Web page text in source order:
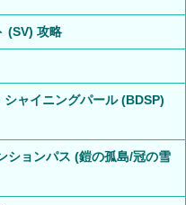
(SV) 攻略
ャイニングパール (BDSP)
ションパス (鎧の孤島/冠の雪